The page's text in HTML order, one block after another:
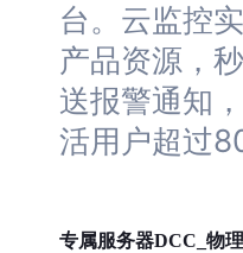
台。 云监控
产品资源，
送报警通知
活用户超过
专属服务器DCC_物